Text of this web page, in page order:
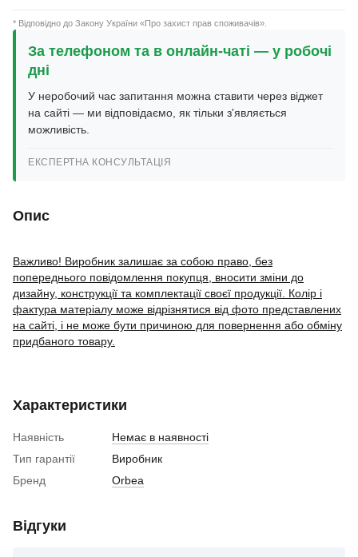
* Відповідно до Закону України «Про захист прав споживачів».
За телефоном та в онлайн-чаті — у робочі
дні
У неробочий час запитання можна ставити через віджет
на сайті — ми відповідаємо, як тільки з'являється
можливість.
ЕКСПЕРТНА КОНСУЛЬТАЦІЯ
Опис
Важливо! Виробник залишає за собою право, без
попереднього повідомлення покупця, вносити зміни до
дизайну, конструкції та комплектації своєї продукції. Колір і
фактура матеріалу може відрізнятися від фото представлених
на сайті, і не може бути причиною для повернення або обміну
придбаного товару.
Характеристики
Наявність
Немає в наявності
Тип гарантії
Виробник
Бренд
Orbea
Відгуки